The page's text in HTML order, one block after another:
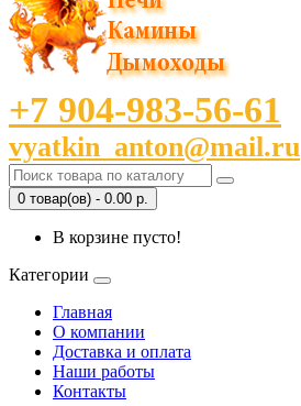
+7 904-983-56-61
vyatkin_anton@mail.ru
0 товар(ов) - 0.00 р.
В корзине пусто!
Категории
Главная
О компании
Доставка и оплата
Наши работы
Контакты